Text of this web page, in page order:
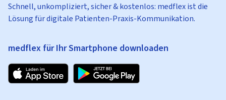
Schnell, unkompliziert, sicher & kostenlos: medflex ist die
Lösung für digitale Patienten-Praxis-Kommunikation.
medflex für Ihr Smartphone downloaden